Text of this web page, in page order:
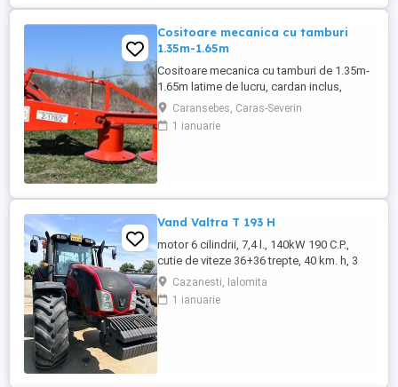
Cositoare mecanica cu tamburi
1.35m-1.65m
Cositoare mecanica cu tamburi de 1.35m-
1.65m latime de lucru, cardan inclus,
prelata, cheie de cutite Transport in toate
judetele
Caransebes, Caras-Severin
1 ianuarie
Vand Valtra T 193 H
motor 6 cilindrii, 7,4 l., 140kW 190 C.P.,
cutie de viteze 36+36 trepte, 40 km. h, 3
prize hidraulice, 650 65 r 42 spate, 540 65 r
30, 6.240 ore, an 2013, TVA inclus în preț.
Cazanesti, Ialomita
1 ianuarie